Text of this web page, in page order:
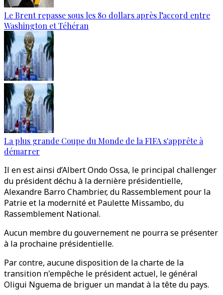
Le Brent repasse sous les 80 dollars après l’accord entre
Washington et Téhéran
La plus grande Coupe du Monde de la FIFA s'apprête à
démarrer
Il en est ainsi d’Albert Ondo Ossa, le principal challenger
du président déchu à la dernière présidentielle,
Alexandre Barro Chambrier, du Rassemblement pour la
Patrie et la modernité et Paulette Missambo, du
Rassemblement National.
Aucun membre du gouvernement ne pourra se présenter
à la prochaine présidentielle.
Par contre, aucune disposition de la charte de la
transition n'empêche le président actuel, le général
Oligui Nguema de briguer un mandat à la tête du pays.